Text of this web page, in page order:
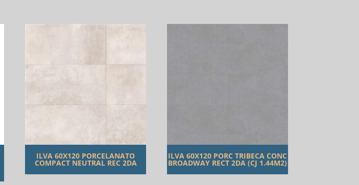
ILVA 60X120 PORCELANATO
COMPACT NEUTRAL REC 2DA
ILVA 60X120 PORC TRIBECA CONC
BROADWAY RECT 2DA (CJ 1.44M2)